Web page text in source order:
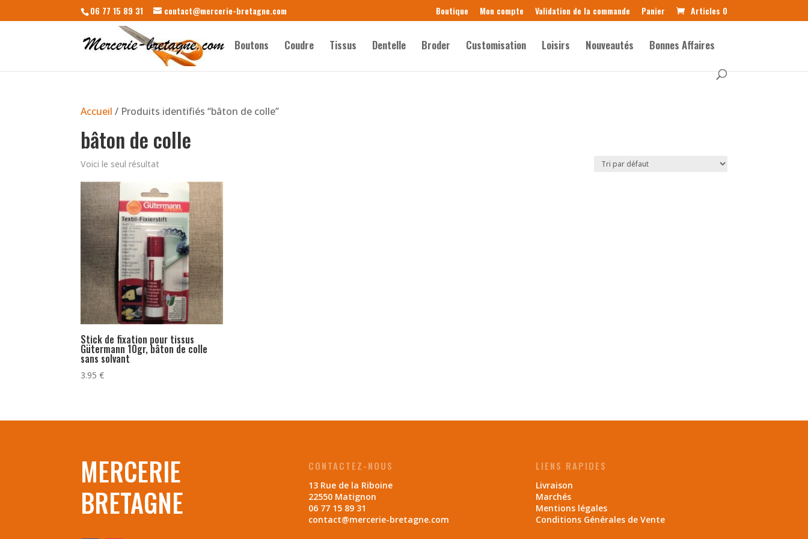
06 77 15 89 31 contact@mercerie-bretagne.com Boutique Mon compte Validation de la commande Panier Articles 0
Boutons Coudre Tissus Dentelle Broder Customisation Loisirs Nouveautés Bonnes Affaires
Accueil / Produits identifiés “bâton de colle”
bâton de colle
Voici le seul résultat
Stick de fixation pour tissus
Gütermann 10gr, bâton de colle
sans solvant
3.95€
MERCERIE
BRETAGNE
CONTACTEZ-NOUS
13 Rue de la Riboine
22550 Matignon
06 77 15 89 31
contact@mercerie-bretagne.com
LIENS RAPIDES
Livraison
Marchés
Mentions légales
Conditions Générales de Vente